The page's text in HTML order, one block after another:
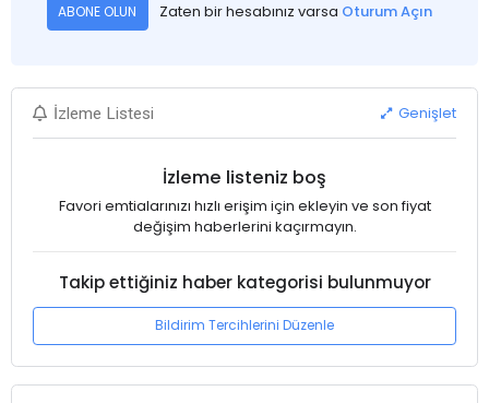
ABONE OLUN Zaten bir hesabınız varsa Oturum Açın
İzleme Listesi Genişlet
İzleme listeniz boş
Favori emtialarınızı hızlı erişim için ekleyin ve son fiyat
değişim haberlerini kaçırmayın.
Takip ettiğiniz haber kategorisi bulunmuyor
Bildirim Tercihlerini Düzenle